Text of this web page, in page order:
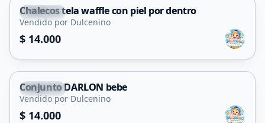
Capital
Chalecos tela waffle con piel por dentro
Vendido por Dulcenino
$ 14.000
Capital
Conjunto DARLON bebe
Vendido por Dulcenino
$ 14.000